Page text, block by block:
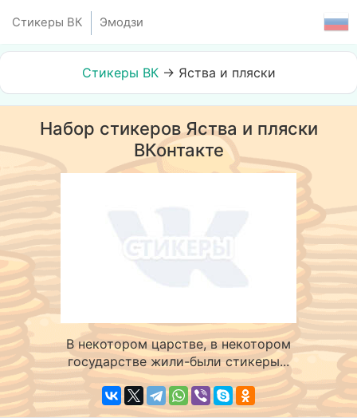
Стикеры ВК Эмодзи
Стикеры ВК→ Яства и пляски
Набор стикеров Яства и пляски
ВКонтакте
В некотором царстве, в некотором
государстве жили-были стикеры...